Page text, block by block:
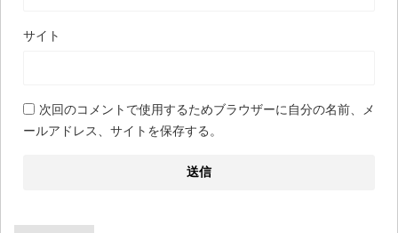
サイト
次回のコメントで使用するためブラウザーに自分の名前、メ
ールアドレス、サイトを保存する。